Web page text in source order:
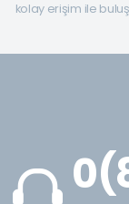
kolay erişim ile